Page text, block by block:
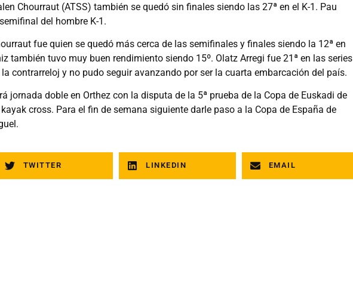
Chourraut (ATSS) también se quedó sin finales siendo las 27ª en el K-1. Pau
del hombre K-1.
fue quien se quedó más cerca de las semifinales y finales siendo la 12ª en
también tuvo muy buen rendimiento siendo 15º. Olatz Arregi fue 21ª en las series
contrarreloj y no pudo seguir avanzando por ser la cuarta embarcación del país.
jornada doble en Orthez con la disputa de la 5ª prueba de la Copa de Euskadi de
cross. Para el fin de semana siguiente darle paso a la Copa de España de
TWITTER LINKEDIN EMAIL